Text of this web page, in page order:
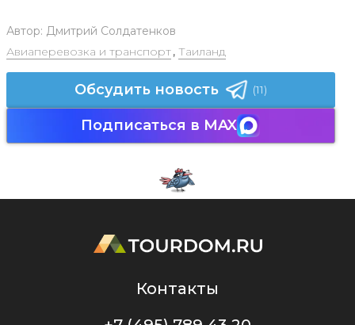
Автор: Дмитрий Солдатенков
Авиаперевозка и транспорт, Таиланд
Обсудить новость (11)
Подписаться в MAX
Контакты